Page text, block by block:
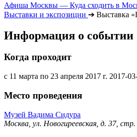
Афиша Москвы — Куда сходить в
Выставки и экспозиции ➔ Выставка
Информация о событии
Когда проходит
с 11 марта по 23 апреля 2017 г. 2017-
Место проведения
Музей Вадима Сидура
Москва, ул. Новогиреевская, д. 37, стр.